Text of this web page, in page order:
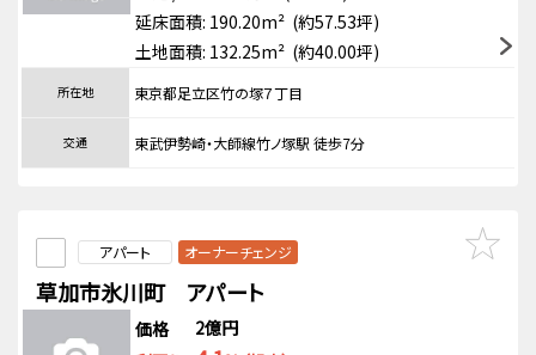
延床面積: 190.20m² (約57.53坪)
土地面積: 132.25m² (約40.00坪)
所在地 東京都足立区竹の塚７丁目
交通 東武伊勢崎・大師線竹ノ塚駅 徒歩7分
アパート オーナーチェンジ
草加市氷川町 アパート
価格
2億円